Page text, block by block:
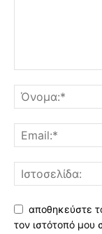
αποθηκεύστε
τον ιστότοπό μου